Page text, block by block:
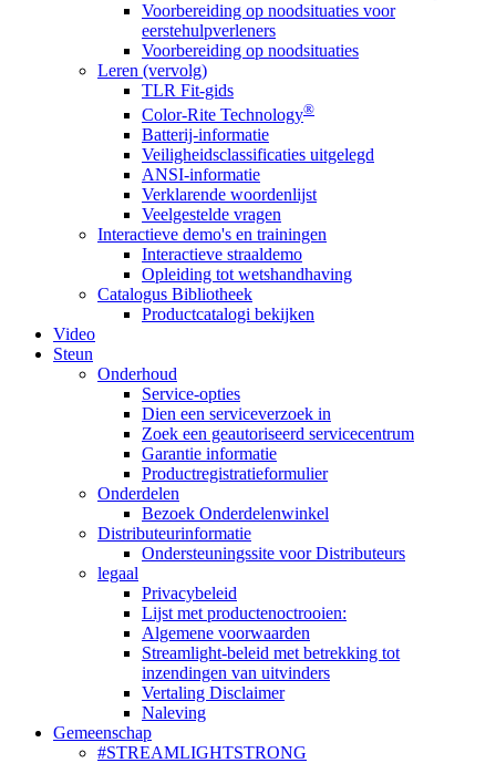
Voorbereiding op noodsituaties voor
eerstehulpverleners
Voorbereiding op noodsituaties
Leren (vervolg)
TLR Fit-gids
Color-Rite Technology®
Batterij-informatie
Veiligheidsclassificaties uitgelegd
ANSI-informatie
Verklarende woordenlijst
Veelgestelde vragen
Interactieve demo's en trainingen
Interactieve straaldemo
Opleiding tot wetshandhaving
Catalogus Bibliotheek
Productcatalogi bekijken
Video
Steun
Onderhoud
Service-opties
Dien een serviceverzoek in
Zoek een geautoriseerd servicecentrum
Garantie informatie
Productregistratieformulier
Onderdelen
Bezoek Onderdelenwinkel
Distributeurinformatie
Ondersteuningssite voor Distributeurs
legaal
Privacybeleid
Lijst met productenoctrooien:
Algemene voorwaarden
Streamlight-beleid met betrekking tot
inzendingen van uitvinders
Vertaling Disclaimer
Naleving
Gemeenschap
#STREAMLIGHTSTRONG